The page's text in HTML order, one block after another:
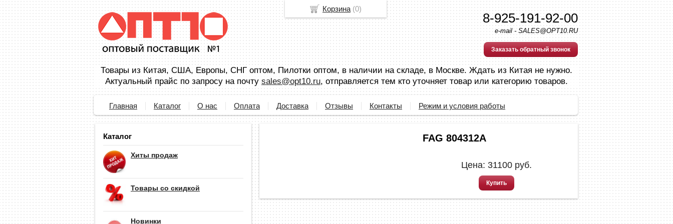
8-925-191-92-00
e-mail - SALES@OPT10.RU
Заказать обратный звонок
Товары из Китая, США, Европы, СНГ оптом, Пилотки оптом, в наличии на складе, в Москве. Ждать из Китая не нужно.
Актуальный прайс по запросу на почту sales@opt10.ru, отправляется тем кто уточняет товар или категорию товаров.
Главная Каталог О нас Оплата Доставка Отзывы Контакты Режим и условия работы
Каталог
Хиты продаж
Товары со скидкой
Новинки
FAG 804312A
Цена: 31100руб.
Купить
Корзина (0)